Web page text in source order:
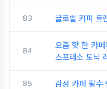
83 글로벌 커피 트
84
요즘 핫 한 카
스프레소 토닉
85 감성 카페 필수